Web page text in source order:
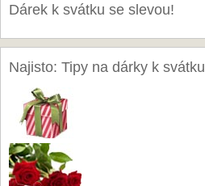
Dárek k svátku se slevou!
Najisto: Tipy na dárky k svátku